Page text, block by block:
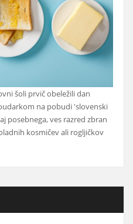
šoli prvič obeležili dan
na pobudi 'slovenski
posebnega, ves razred zbran
kosmičev ali rogljičkov